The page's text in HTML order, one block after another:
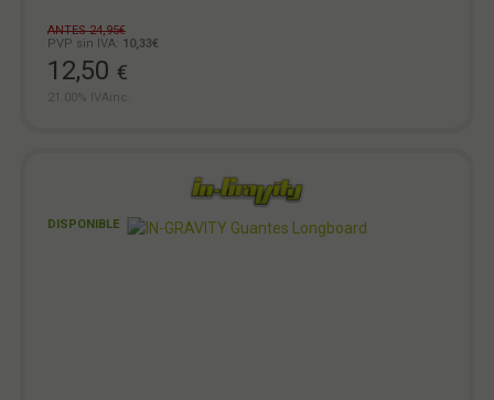
PVP sin IVA: 10,33€
ANTES 24,95€
12,50 €
21.00% IVAinc.
DISPONIBLE